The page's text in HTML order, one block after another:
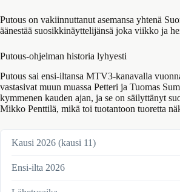
Putous on vakiinnuttanut asemansa yhtenä
äänestää suosikkinäyttelijänsä joka viikko ja
Putous-ohjelman historia lyhyesti
Putous sai ensi-iltansa MTV3-kanavalla
vastasivat muun muassa Petteri ja Tuomas
kymmenen kauden ajan, ja se on säilyttänyt
Mikko Penttilä, mikä toi tuotantoon tuoretta
Kausi 2026 (kausi 11)
Ensi-ilta 2026